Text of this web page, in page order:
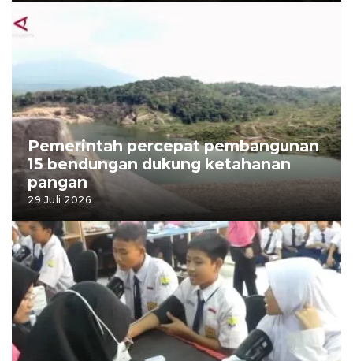
Pemerintah percepat pembangunan
15 bendungan dukung ketahanan
pangan
29 Juli 2026